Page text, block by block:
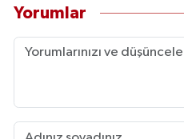
Yorumlar